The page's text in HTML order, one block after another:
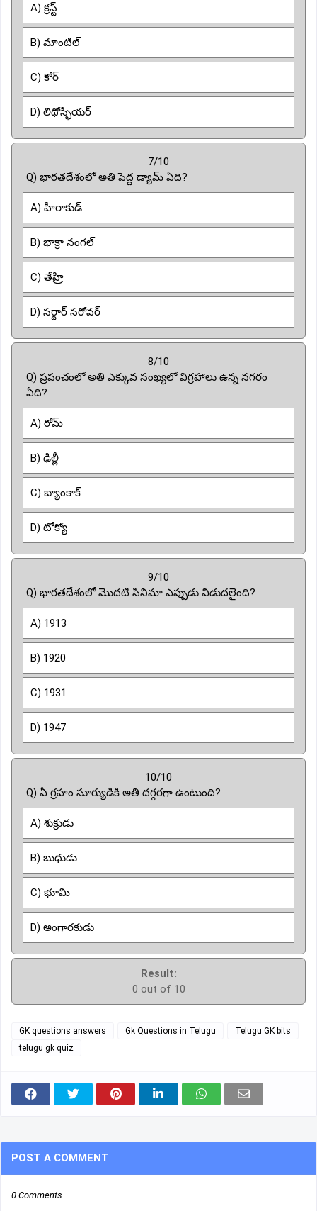
A) క్రస్ట్
B) మాంటిల్
C) కోర్
D) లిథోస్ఫియర్
7/10
Q) భారతదేశంలో అతి పెద్ద డ్యామ్ ఏది?
A) హీరాకుడ్
B) భాక్రా నంగల్
C) తేహ్రీ
D) సర్దార్ సరోవర్
8/10
Q) ప్రపంచంలో అతి ఎక్కువ సంఖ్యలో విగ్రహాలు ఉన్న నగరం
ఏది?
A) రోమ్
B) ఢిల్లీ
C) బ్యాంకాక్
D) టోక్యో
9/10
Q) భారతదేశంలో మొదటి సినిమా ఎప్పుడు విడుదలైంది?
A) 1913
B) 1920
C) 1931
D) 1947
10/10
Q) ఏ గ్రహం సూర్యుడికి అతి దగ్గరగా ఉంటుంది?
A) శుక్రుడు
B) బుధుడు
C) భూమి
D) అంగారకుడు
Result:
0 out of 10
GK questions answers Gk Questions in Telugu
Telugu GK bits
telugu gk quiz
POST A COMMENT
0 Comments